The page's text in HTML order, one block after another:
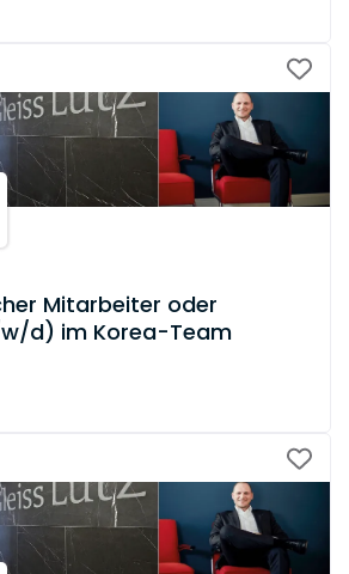
Mitarbeiter oder
d) im Korea-Team